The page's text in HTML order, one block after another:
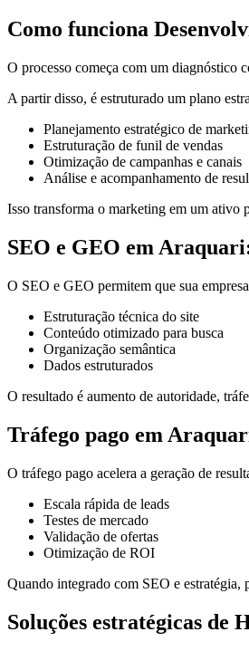
Como funciona
O processo começa com um diagnóstico
A partir disso, é estruturado um plano
Planejamento estratégico de
Estruturação de funil de vendas
Otimização de campanhas e canais
Análise e acompanhamento de
Isso transforma o marketing em um ativo
SEO e GEO em
O SEO e GEO permitem que sua
Estruturação técnica do site
Conteúdo otimizado para busca
Organização semântica
Dados estruturados
O resultado é aumento de autoridade,
Tráfego pago em
O tráfego pago acelera a geração de
Escala rápida de leads
Testes de mercado
Validação de ofertas
Otimização de ROI
Quando integrado com SEO e estratégia,
Soluções estratégicas de